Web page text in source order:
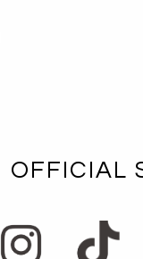
OFFICIAL